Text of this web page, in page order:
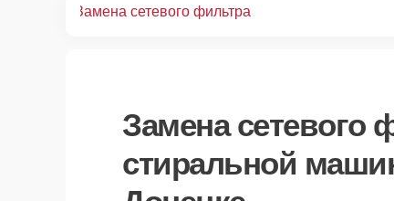
Замена сетевого фильтра
Замена сетевого
стиральной